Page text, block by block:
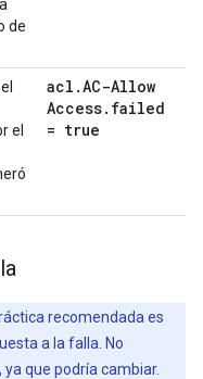
de
el
acl .AC-Allow
Access. failed
= true
recomendada es
a la falla. No
, ya que podría cambiar.